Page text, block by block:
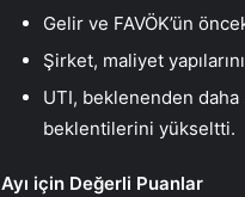
Gelir ve FAVÖK’ün
Şirket, maliyet
UTI, beklenenden daha
beklentilerini yükseltti.
Ayı için Değerli Puanlar